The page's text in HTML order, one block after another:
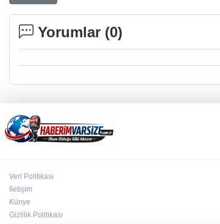
Yorumlar (0)
Veri Politikası
İletişim
Künye
Gizlilik Politikası